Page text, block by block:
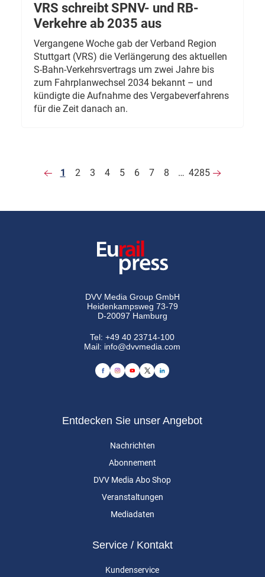
VRS schreibt SPNV- und RB-
Verkehre ab 2035 aus
Vergangene Woche gab der Verband Region
Stuttgart (VRS) die Verlängerung des aktuellen
S-Bahn-Verkehrsvertrags um zwei Jahre bis
zum Fahrplanwechsel 2034 bekannt – und
kündigte die Aufnahme des Vergabeverfahrens
für die Zeit danach an.
1 2 3 4 5 6 7 8 … 4285
DVV Media Group GmbH
Heidenkampsweg 73-79
D-20097 Hamburg
Tel:+49 40 23714-100
Mail: info@dvvmedia.com
Entdecken Sie unser Angebot
Nachrichten
Abonnement
DVV Media Abo Shop
Veranstaltungen
Mediadaten
Service / Kontakt
Kundenservice